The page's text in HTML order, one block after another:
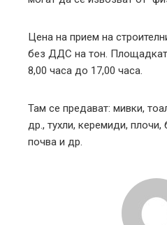
Цена на прием на
без ДДС на тон.
8,00 часа до 17,00 часа.
Там се предават: мивки,
др., тухли, керемиди,
почва и др.